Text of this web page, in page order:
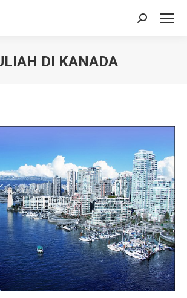
Search:
DI KANADA